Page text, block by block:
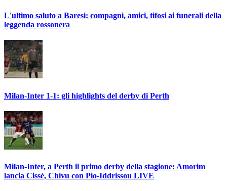
L'ultimo saluto a Baresi: compagni, amici, tifosi ai funerali della
leggenda rossonera
Milan-Inter 1-1: gli highlights del derby di Perth
Milan-Inter, a Perth il primo derby della stagione: Amorim
lancia Cissè, Chivu con Pio-Iddrissou LIVE